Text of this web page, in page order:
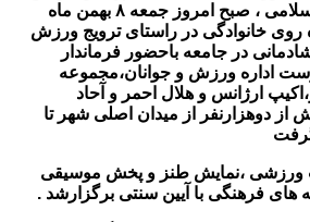
سالگرد پیروزی انقلاب اسلامی ، صبح امروز جمعه ۸ بهمن ماه
روی خانوادگی در راستای ترویج ورزش
در جامعه باحضور فرماندار
اداره ورزش و جوانان،مجموعه
ارژانس و هلال احمر و آحاد
از دوهزارنفر از میدان اصلی شهر تا
ورزشی ،نمایش طنز و پخش موسیقی
های فرهنگی با آیین سنتی برگزارشد .